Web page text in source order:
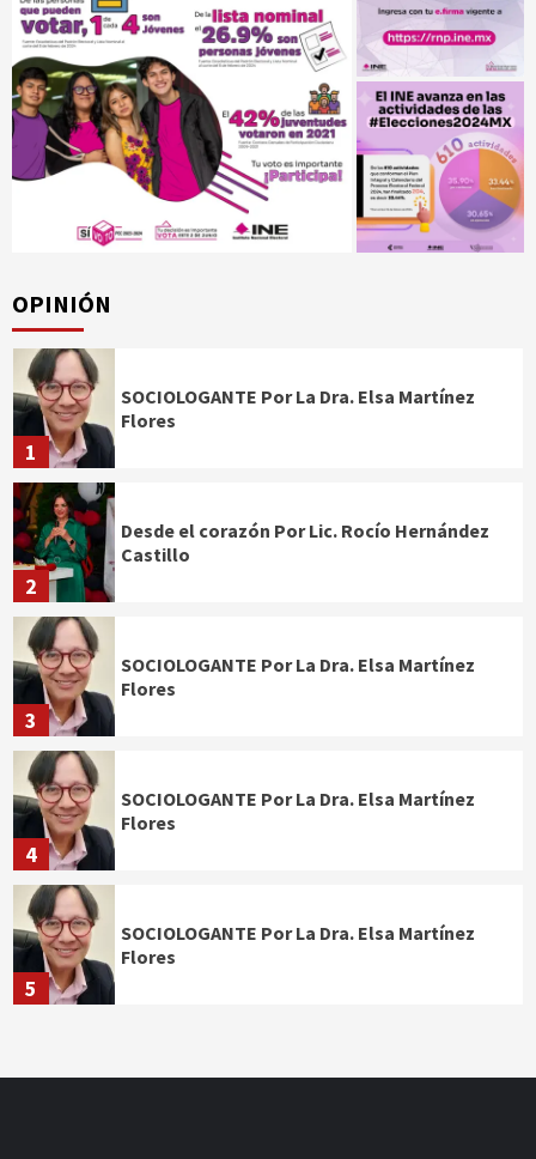
OPINIÓN
1
SOCIOLOGANTE Por La Dra. Elsa Martínez
Flores
2
Desde el corazón Por Lic. Rocío Hernández
Castillo
3
SOCIOLOGANTE Por La Dra. Elsa Martínez
Flores
4
SOCIOLOGANTE Por La Dra. Elsa Martínez
Flores
5
SOCIOLOGANTE Por La Dra. Elsa Martínez
Flores